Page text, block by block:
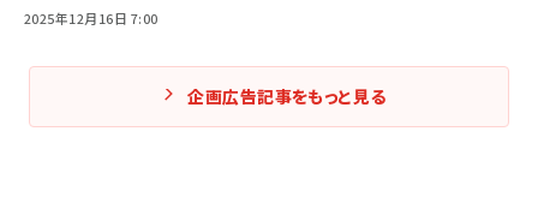
2025年12月16日 7:00
企画広告記事をもっと見る